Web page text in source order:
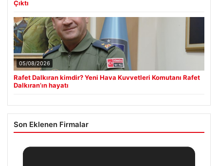
Çıktı
05/08/2026
Rafet Dalkıran kimdir? Yeni Hava Kuvvetleri Komutanı Rafet
Dalkıran’ın hayatı
Son Eklenen Firmalar